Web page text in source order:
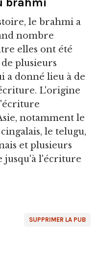
le brahmi a
nombre
elles ont été
plusieurs
a donné lieu à de
L'origine
notamment le
le telugu,
et plusieurs
jusqu'à l'écriture
SUPPRIMER LA PUB